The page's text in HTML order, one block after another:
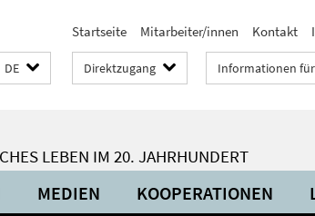
Startseite Mitarbeiter/innen Kontakt
DE Direktzugang Informationen für
LEBEN IM 20. JAHRHUNDERT
MEDIEN KOOPERATIONEN